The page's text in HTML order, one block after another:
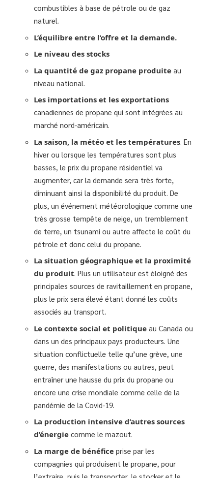
combustibles à base de pétrole ou de gaz
naturel.
L’équilibre entre l’offre et la demande.
Le niveau des stocks
La quantité de gaz propane produite au
niveau national.
Les importations et les exportations
canadiennes de propane qui sont intégrées au
marché nord-américain.
La saison, la météo et les températures . En
hiver ou lorsque les températures sont plus
basses, le prix du propane résidentiel va
augmenter, car la demande sera très forte,
diminuant ainsi la disponibilité du produit. De
plus, un événement météorologique comme une
très grosse tempête de neige, un tremblement
de terre, un tsunami ou autre affecte le coût du
pétrole et donc celui du propane.
La situation géographique et la proximité
du produit. Plus un utilisateur est éloigné des
principales sources de ravitaillement en propane,
plus le prix sera élevé étant donné les coûts
associés au transport.
Le contexte social et politique au Canada ou
dans un des principaux pays producteurs. Une
situation conflictuelle telle qu’une grève, une
guerre, des manifestations ou autres, peut
entraîner une hausse du prix du propane ou
encore une crise mondiale comme celle de la
pandémie de la Covid-19.
La production intensive d’autres sources
d’énergie comme le mazout.
La marge de bénéfice prise par les
compagnies qui produisent le propane, pour
l’extraire, puis le transporter, le stocker et le